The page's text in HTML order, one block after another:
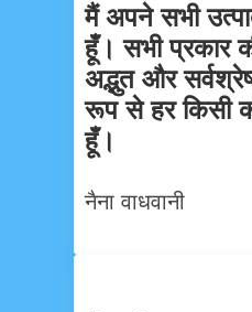
मैं अपने सभी
हूँ। सभी प्रकार
अद्भुत और
रूप से हर किसी
हूँ।
नैना वाधवानी